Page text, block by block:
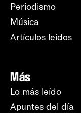
Periodismo
Música
Artículos leídos
Más
Lo más leído
Apuntes del día